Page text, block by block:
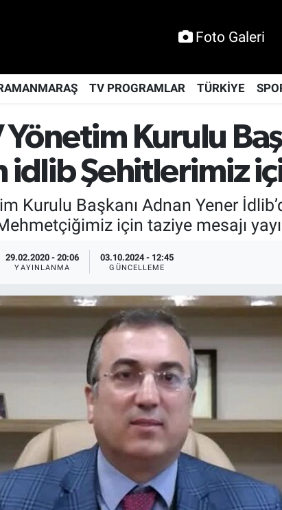
Foto Galeri
TV PROGRAMLAR TÜRKİYE
Yönetim Kurulu
idlib Şehitlerimiz
Kurulu Başkanı Adnan Yener
için taziye mesajı
29.02.2020 - 20:06
YAYINLANMA
03.10.2024 - 12:45
GÜNCELLEME